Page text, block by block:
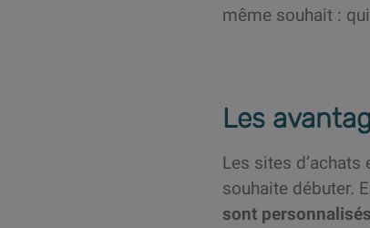
même souhait :
Les
Les sites
souhaite débuter.
sont personnalisés